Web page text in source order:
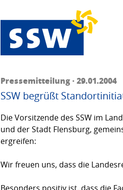
Pressemitteilung · 29.01.2004
SSW begrüßt
Die Vorsitzende des SSW im
und der Stadt Flensburg,
ergreifen:
Wir freuen uns, dass die